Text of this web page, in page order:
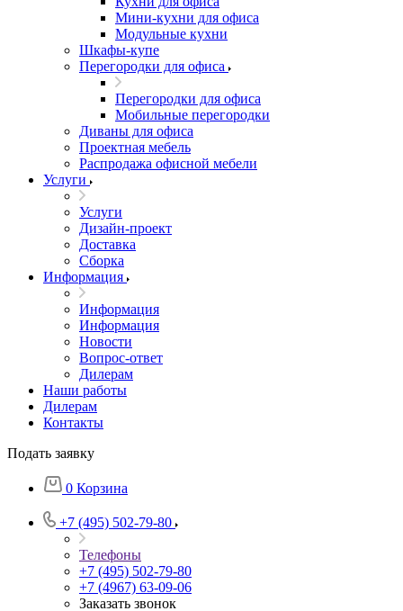
Мини-кухни для офиса
Модульные кухни
Шкафы-купе
Перегородки для офиса
Перегородки для офиса
Мобильные перегородки
Диваны для офиса
Проектная мебель
Распродажа офисной мебели
Услуги
Услуги
Дизайн-проект
Доставка
Сборка
Информация
Информация
Информация
Новости
Вопрос-ответ
Дилерам
Наши работы
Дилерам
Контакты
Подать заявку
0 Корзина
+7 (495) 502-79-80
Телефоны
+7 (495) 502-79-80
+7 (4967) 63-09-06
Заказать звонок